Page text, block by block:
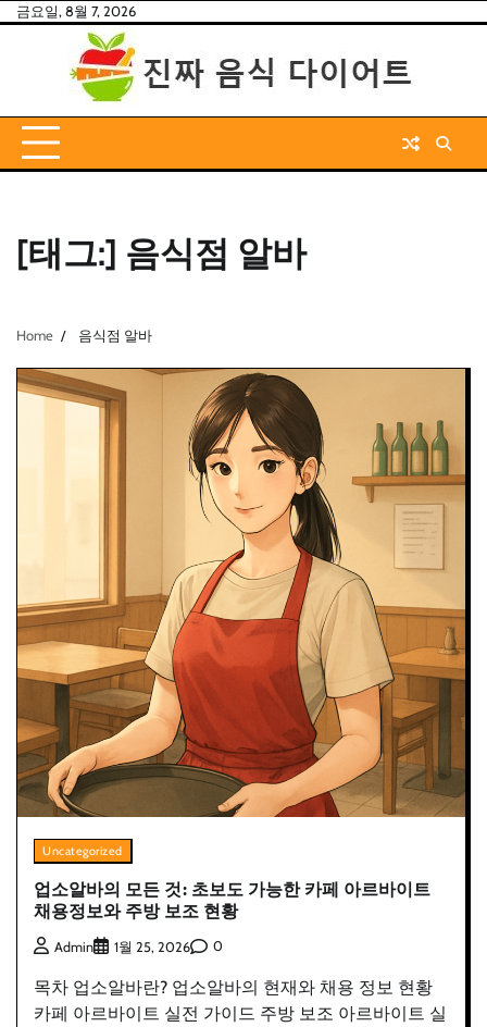
Skip금요일, 8월 7, 2026
[태그:] 음식점 알바
Home 음식점 알바
Uncategorized
업소알바의 모든 것: 초보도 가능한 카페 아르바이트
채용정보와 주방 보조 현황
Admin 1월 25, 2026 0
목차 업소알바란? 업소알바의 현재와 채용 정보 현황
카페 아르바이트 실전 가이드 주방 보조 아르바이트 실